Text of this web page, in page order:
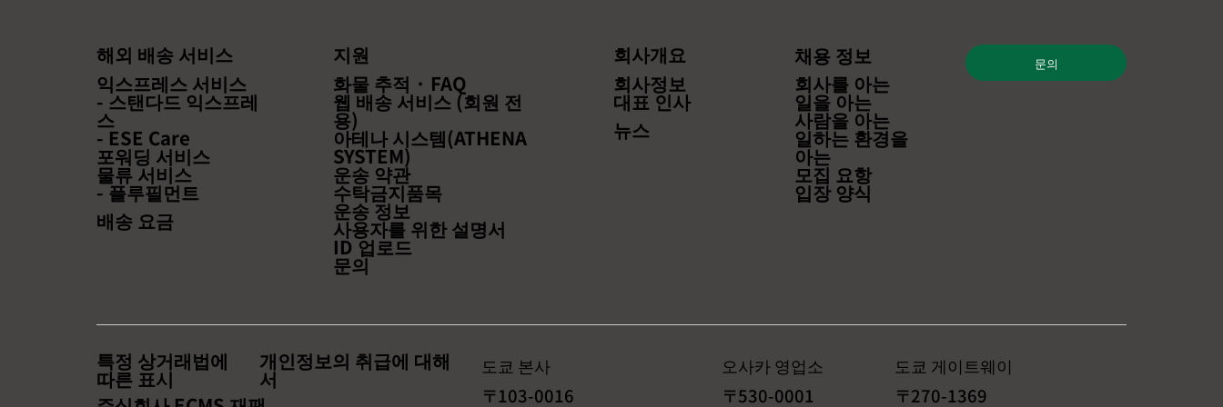
jp.com/recruitment
https://www.ecmsglobal-
jp.com/ese-pricelist...
해 인터뷰를 진행했고, 저희 대표
이사인 고마츠 씨는 시장 동향과
상황에 대해 언급했습니다. 우리
해외 배송 서비스
익스프레스 서비스
- 스탠다드 익스프레
스
- ESE Care
포워딩 서비스
물류 서비스
- 플루필먼트
배송 요금
지원
화물 추적 · FAQ
웹 배송 서비스 (회원 전
용)
아테나 시스템(ATHENA
SYSTEM)
운송 약관
수탁금지품목
운송 정보
사용자를 위한 설명서
ID 업로드
문의
회사개요
회사정보
대표 인사
뉴스
채용 정보
회사를 아는
일을 아는
사람을 아는
일하는 환경을
아는
모집 요항
입장 양식
문의
도쿄 본사
〒103-0016
오사카 영업소
〒530-0001
도쿄 게이트웨이
〒270-1369
특정 상거래법에
따른 표시
개인정보의 취급에 대해
서